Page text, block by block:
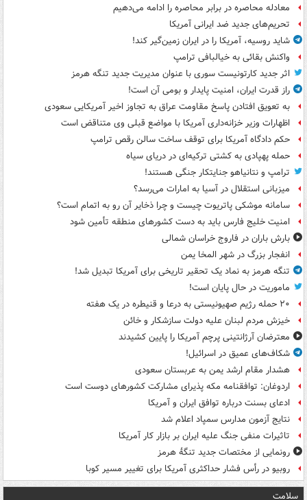
معادله محاصره در برابر محاصره را ادامه می‌دهیم
تحریم‌های جدید ضد ایرانی آمریکا
شاید روسیه، آمریکا را در ایران زمین‌گیر کند!
واکنش بقائی به خیالبافی ترامپ
اثر جدید کارتونیست سوری با عنوان مدیریت جدید تنگه هرمز
راز قدرت ایران، امنیت پایدار و بومی آن است!
به تعویق افتادن پاسخ مقاومت عراق به تجاوز اخیر آمریکایی سعودی
اظهارات وزیر خزانه‌داری آمریکا با مواضع قبلی وی متناقض است
حکم دادگاه آمریکا برای توقف ساخت سالن رقص ترامپ
حمله پهپادی به کشتی ترکیه‌ای در دریای سیاه
ترامپ و نتانیاهو جنایتکار جنگی هستند!
میزبانی استقلال در آسیا به امارات می‌رسد؟
سامانه موشکی پاتریوت چیست و چرا ذخایر آن رو به اتمام است؟
امنیت خلیج فارس باید به دست کشورهای منطقه تأمین شود
بارش باران در فاروج خراسان شمالی
انفجار بزرگ در شهر المخا یمن
تنگه هرمز به نماد یک تحقیر تاریخی برای آمریکا تبدیل شد!
ماموریت در حال پایان است!
۲۰ حمله رژیم صهیونیستی به درعا و قنیطره در یک هفته
خیزش مردم لبنان علیه دولت سازشکار و خائن
معترضان آرژانتینی پرچم آمریکا را پایین کشیدند
شکاف‌های عمیق در اسرائیل!
هشدار مقام ارشد یمن به عربستان سعودی
اردوغان: توافقنامه مکه پذیرای مشارکت کشورهای دوست است
ادعای بسنت درباره توافق ایران و آمریکا
نتایج آزمون مدارس سمپاد اعلام شد
تاثیرات منفی جنگ علیه ایران بر بازار کار آمریکا
رونمایی از مختصات جدید تنگۀ هرمز
روبیو در رأس فشار حداکثری آمریکا برای تغییر مسیر کوبا
سلامت